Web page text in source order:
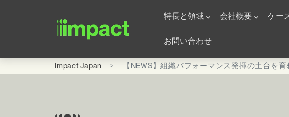
特長と領域
会社概要 ケー
お問い合わせ
Impact Japan 【NEWS】組織パフォーマンス発揮の土台を